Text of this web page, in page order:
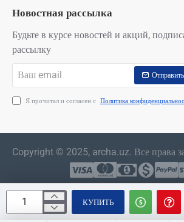
КУПИТЬ
Новостная рассылка
Будьте в курсе новостей и акций,
рассылку
email
Отправить
Я прочитал и согласен с Политика
Copyright © 2025, archa.uz. Все права